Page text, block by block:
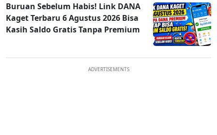
Buruan Sebelum Habis! Link DANA
Kaget Terbaru 6 Agustus 2026 Bisa
Kasih Saldo Gratis Tanpa Premium
ADVERTISEMENTS